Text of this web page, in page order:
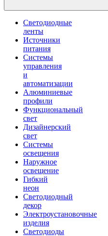
Светодиодные
ленты
Источники
питания
Системы
управления
и
автоматизации
Алюминиевые
профили
Функциональный
свет
Дизайнерский
свет
Системы
освещения
Наружное
освещение
Гибкий
неон
Светодиодный
декор
Электроустановочные
изделия
Светодиоды